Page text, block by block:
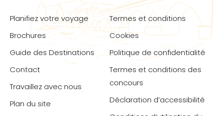
Planifiez votre voyage
Brochures
Guide des Destinations
Contact
Travaillez avec nous
Plan du site
Termes et conditions
Cookies
Politique de confidentialité
Termes et conditions des
concours
Déclaration d’accessibilité